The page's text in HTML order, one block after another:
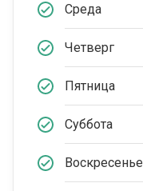
Среда
Четверг
Пятница
Суббота
Воскресенье